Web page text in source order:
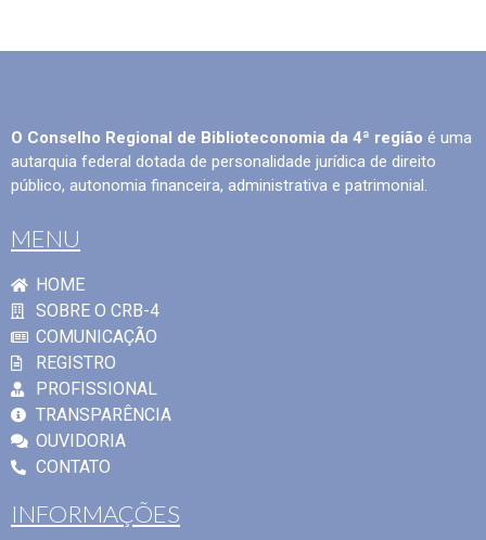
O Conselho Regional de Biblioteconomia da 4ª região é uma
autarquia federal dotada de personalidade jurídica de direito
público, autonomia financeira, administrativa e patrimonial.
MENU
HOME
SOBRE O CRB-4
COMUNICAÇÃO
REGISTRO
PROFISSIONAL
TRANSPARÊNCIA
OUVIDORIA
CONTATO
INFORMAÇÕES